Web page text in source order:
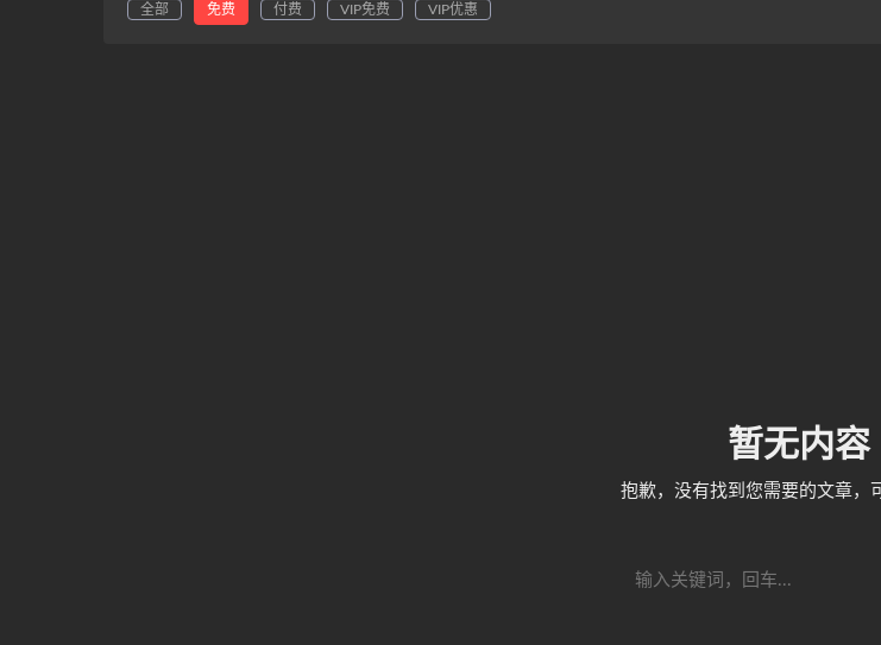
全部 免费 付费 VIP免费 VIP优惠
暂无内容
抱歉，没有找到您需要的文章，